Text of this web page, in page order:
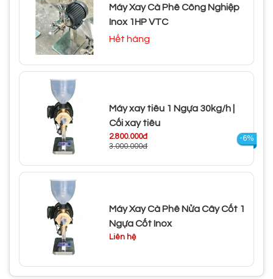
Máy Xay Cà Phê Công Nghiệp
Inox 1HP VTC
Hết hàng
Máy xay tiêu 1 Ngựa 30kg/h |
Cối xay tiêu
2.800.000đ
3.000.000đ
-6%
Máy Xay Cà Phê Nửa Cây Cốt 1
Ngựa Cốt Inox
Liên hệ